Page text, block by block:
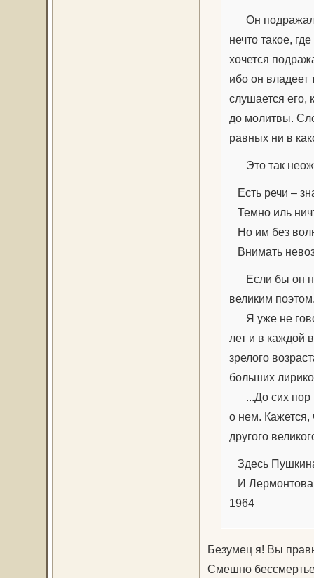
Он подражал
нечто такое,
хочется
ибо он владеет
слушается его,
до молитвы.
равных ни в
Это так
Есть речи –
Темно иль
Но им без
Внимать
Если бы он
великим
Я уже не
лет и в каждой
зрелого
больших
...До сих пор
о нем. Кажется,
другого
Здесь
И Лермонтова
1964
Безумец я! Вы
Смешно